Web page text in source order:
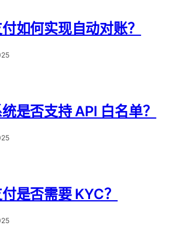
如何实现自动对账？
是否支持 API 白名单？
是否需要 KYC？